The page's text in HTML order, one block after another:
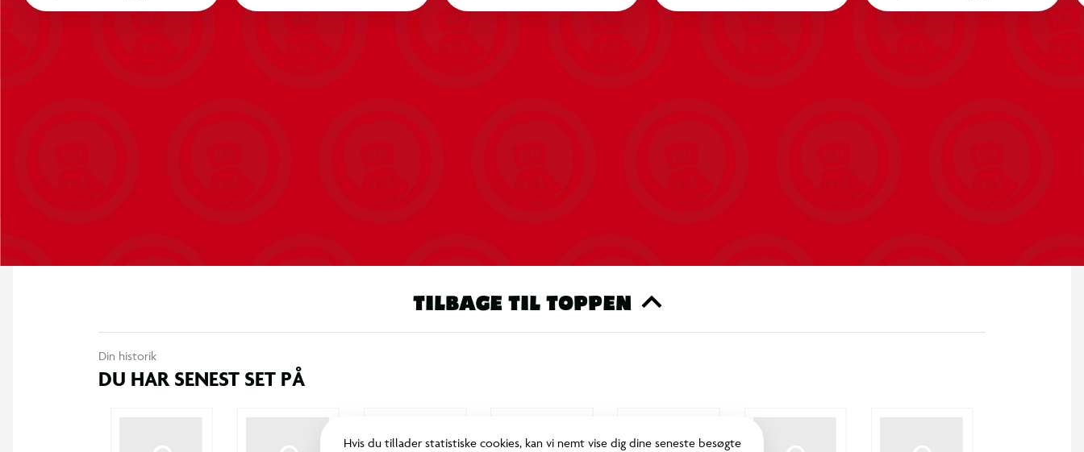
TILBAGE TIL TOPPEN
Din historik
DU HAR SENEST SET PÅ
Hvis du tillader statistiske cookies, kan vi nemt vise dig dine seneste besøgte